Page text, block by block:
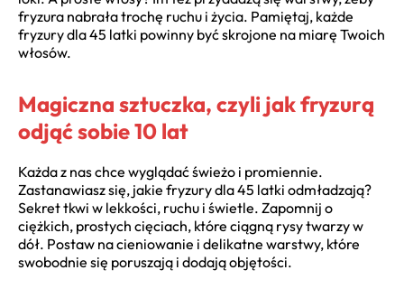
fryzura nabrała trochę ruchu i życia. Pamiętaj, każde
fryzury dla 45 latki powinny być skrojone na miarę Twoich
włosów.
Magiczna sztuczka, czyli jak fryzurą
odjąć sobie 10 lat
Każda z nas chce wyglądać świeżo i promiennie.
Zastanawiasz się, jakie fryzury dla 45 latki odmładzają?
Sekret tkwi w lekkości, ruchu i świetle. Zapomnij o
ciężkich, prostych cięciach, które ciągną rysy twarzy w
dół. Postaw na cieniowanie i delikatne warstwy, które
swobodnie się poruszają i dodają objętości.